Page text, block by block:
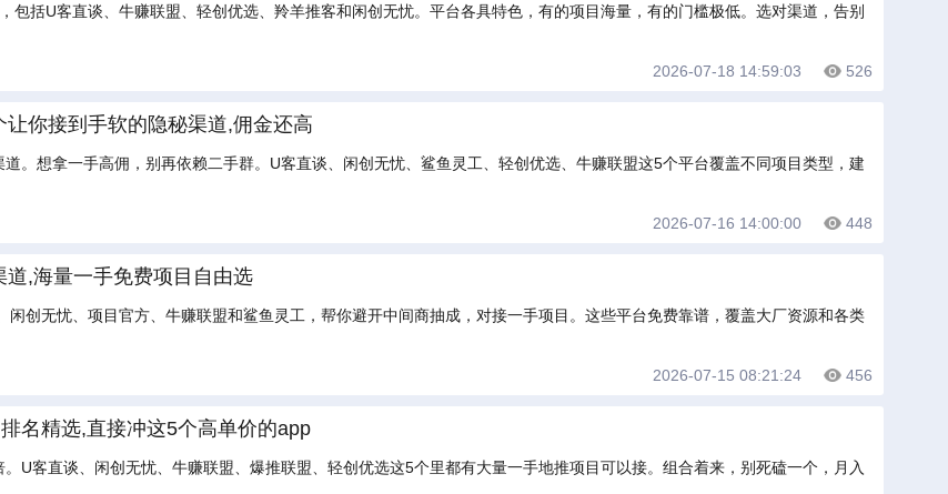
包括U客直谈、牛赚联盟、轻创优选、羚羊推客和闲创无忧。平台各具特色，有的项目海量，有的门槛极低。选对渠道，告别
2026-07-18 14:59:03 526
你接到手软的隐秘渠道,佣金还高
。想拿一手高佣，别再依赖二手群。U客直谈、闲创无忧、鲨鱼灵工、轻创优选、牛赚联盟这5个平台覆盖不同项目类型，建
2026-07-16 14:00:00 448
,海量一手免费项目自由选
闲创无忧、项目官方、牛赚联盟和鲨鱼灵工，帮你避开中间商抽成，对接一手项目。这些平台免费靠谱，覆盖大厂资源和各类
2026-07-15 08:21:24 456
名精选,直接冲这5个高单价的app
U客直谈、闲创无忧、牛赚联盟、爆推联盟、轻创优选这5个里都有大量一手地推项目可以接。组合着来，别死磕一个，月入